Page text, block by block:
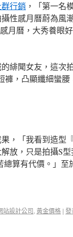
行銷 ，「第一名
攝性感月曆蔚為風
月曆，大秀養眼
緋聞女友，這次
，凸顯纖細蠻腰
，「我看到造型
放，只是拍攝S
算有代價。」至
站設計公司, 黃金價格 | 發